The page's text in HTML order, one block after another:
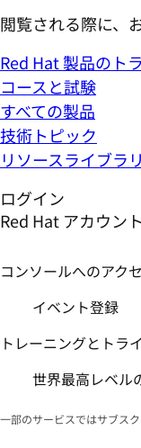
閲覧される際に、
Red Hat 製品のト
コースと試験
すべての製品
技術トピック
リソースライブラリ
ログイン
Red Hat アカウン
コンソールへのアク
イベント登録
トレーニングとトラ
世界最高レベル
一部のサービスではサブス